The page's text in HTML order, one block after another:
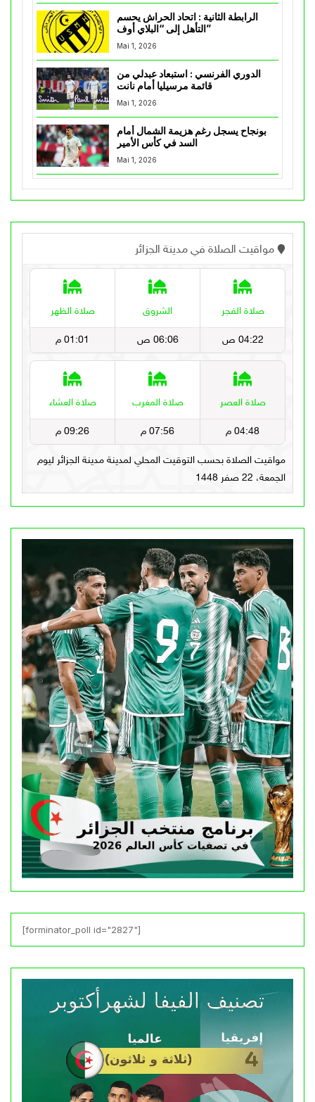
الرابطة الثانية : اتحاد الحراش يحسم
التأهل إلى “البلاي أوف”
Mai 1, 2026
الدوري الفرنسي : استبعاد عبدلي من
قائمة مرسيليا أمام نانت
Mai 1, 2026
بونجاح يسجل رغم هزيمة الشمال أمام
السد في كأس الأمير
Mai 1, 2026
[forminator_poll id="2827"]